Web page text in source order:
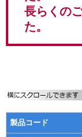
ラーニングセンター
実験ガイド
幹細胞・再生医
長らくの
た。
製品コード